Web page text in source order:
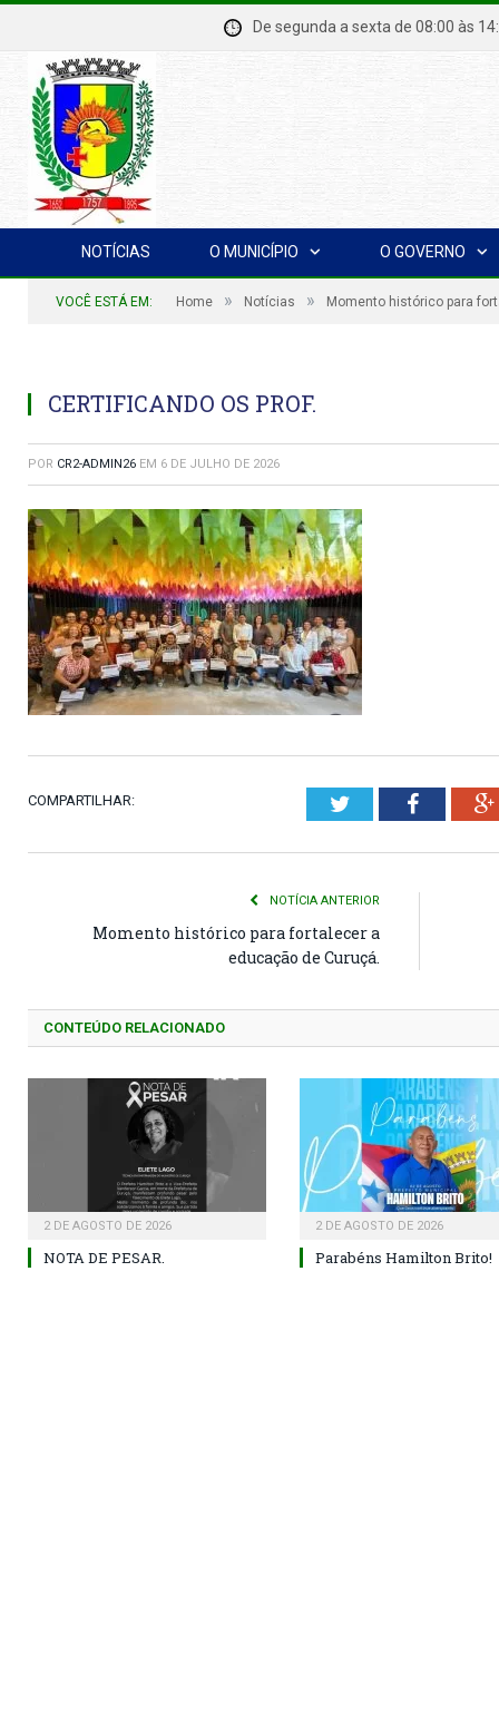
De segunda a sexta de 08:00
NOTÍCIAS O MUNICÍPIO O GOVERNO
VOCÊ ESTÁ EM: Home » Notícias » Momento histórico para
CERTIFICANDO OS PROF.
POR CR2-ADMIN26 EM 6 DE JULHO DE 2026
COMPARTILHAR: Twitter
NOTÍCIA ANTERIOR
Momento histórico para fortalecer a
educação de Curuçá.
CONTEÚDO RELACIONADO
2 DE AGOSTO DE 2026
NOTA DE PESAR.
2 DE AGOSTO DE 2026
Parabéns Hamilton Brito!